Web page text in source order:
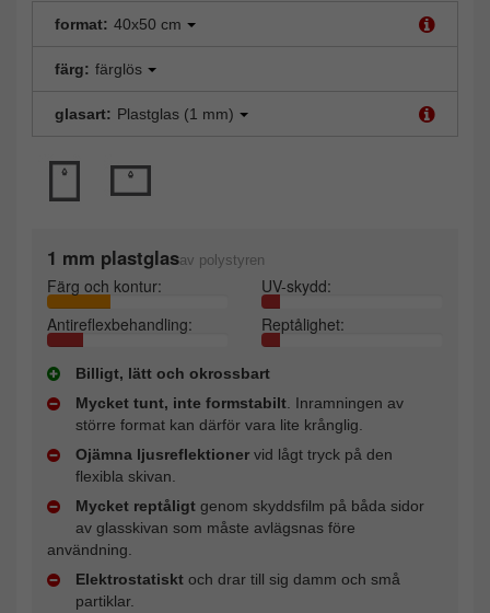
format: 40x50 cm
färg: färglös
glasart: Plastglas (1 mm)
1 mm plastglasav polystyren
Färg och kontur:
UV-skydd:
Antireflexbehandling:
Reptålighet:
Billigt, lätt och okrossbart
Mycket tunt, inte formstabilt . Inramningen av
större format kan därför vara lite krånglig.
Ojämna ljusreflektioner vid lågt tryck på den
flexibla skivan.
Mycket reptåligt genom skyddsfilm på båda sidor
av glasskivan som måste avlägsnas före
användning.
Elektrostatiskt och drar till sig damm och små
partiklar.